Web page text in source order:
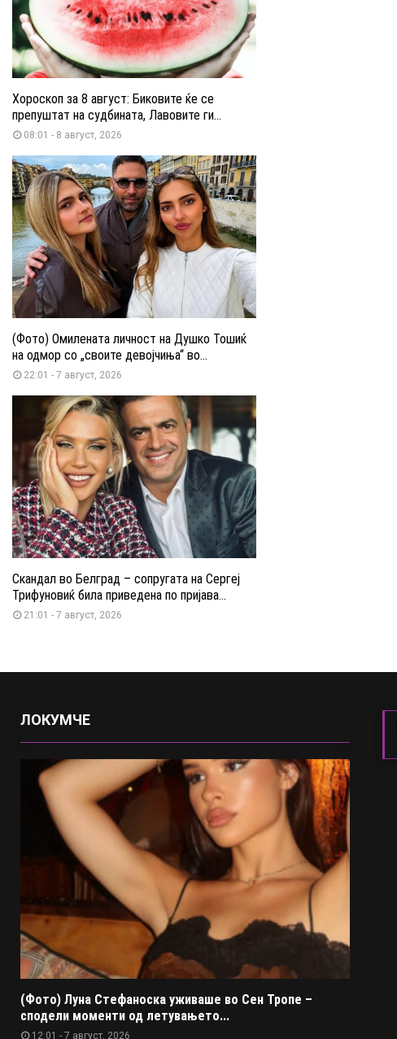
Хороскоп за 8 август: Биковите ќе се
препуштат на судбината, Лавовите ги...
08:01 - 8 август, 2026
(Фото) Омилената личност на Душко Тошиќ
на одмор со „своите девојчиња“ во...
22:01 - 7 август, 2026
Скандал во Белград – сопругата на Сергеј
Трифуновиќ била приведена по пријава...
21:01 - 7 август, 2026
ЛОКУМЧЕ
(Фото) Луна Стефаноска уживаше во Сен Тропе –
сподели моменти од летувањето...
12:01 - 7 август, 2026